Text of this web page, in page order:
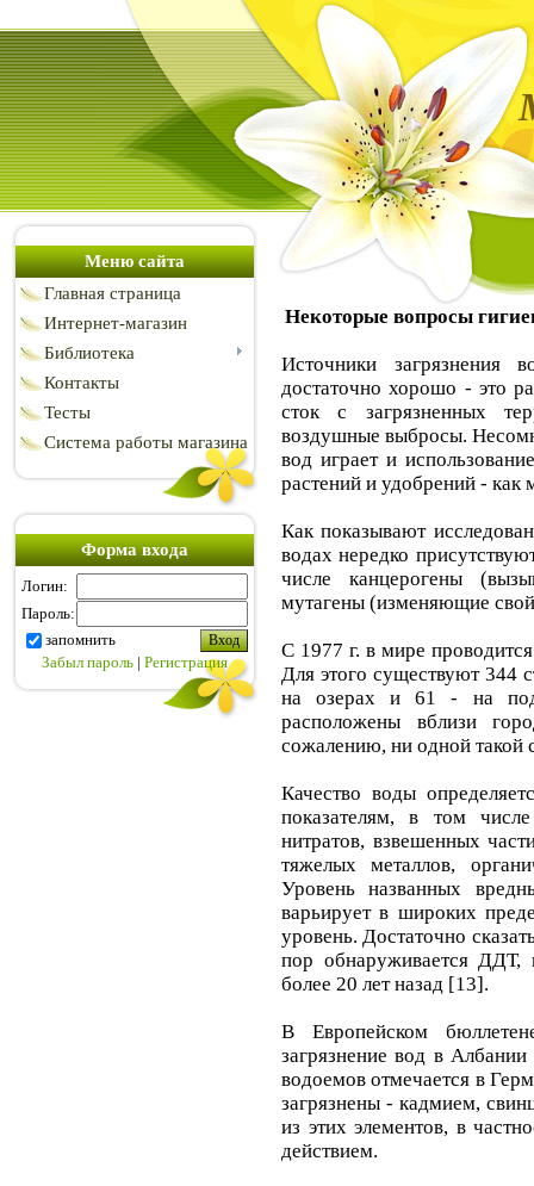
Меню сайта
Главная страница
Интернет-магазин
Библиотека
Контакты
Тесты
Система работы магазина
Форма входа
Логин:
Пароль:
запомнить
Забыл пароль | Регистрация
Некоторые вопросы
Источники загрязнения
достаточно хорошо - это
сток с загрязненных
воздушные выбросы.
вод играет и
растений и удобрений - как
Как показывают
водах нередко
числе канцерогены
мутагены (изменяющие
С 1977 г. в мире
Для этого существуют 344
на озерах и 61 - на
расположены вблизи
сожалению, ни одной такой
Качество воды
показателям, в том
нитратов, взвешенных
тяжелых металлов,
Уровень названных
варьирует в широких
уровень. Достаточно
пор обнаруживается ДДТ,
более 20 лет назад [13].
В Европейском
загрязнение вод в
водоемов отмечается в
загрязнены - кадмием,
из этих элементов, в
действием.